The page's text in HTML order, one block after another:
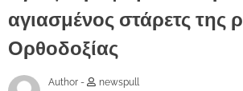
αγιασμένος στάρετς της
Ορθοδοξίας
Author -
newspull